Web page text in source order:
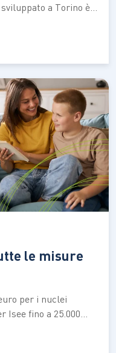
a Torino è
diffusa Nata
per la
delle persone,…
le misure
per i nuclei
fino a 25.000
il costo
di più sui